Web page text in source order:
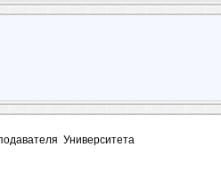
Университета